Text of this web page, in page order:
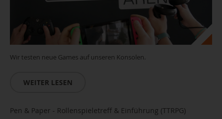
Wir testen neue Games auf unseren Konsolen.
WEITER LESEN
Pen & Paper - Rollenspieletreff & Einführung (TTRPG)